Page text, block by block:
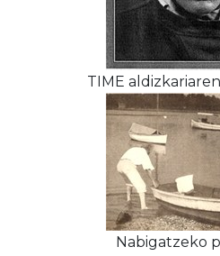
TIME
Nabigatzeko